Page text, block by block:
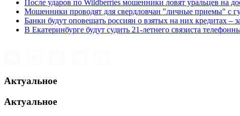
После ударов по Wildberries мошенники ловят уральцев на
Мошенники проводят для свердловчан "личные приемы" с
Банки будут оповещать россиян о взятых на них кредитах –
В Екатеринбурге будут судить 21-летнего связиста
Актуальное
Актуальное